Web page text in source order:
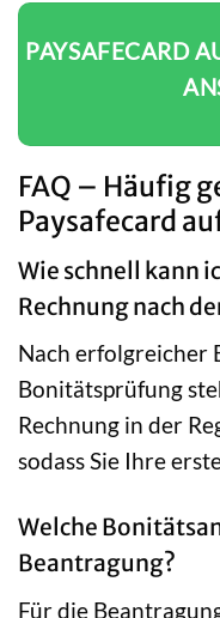
PAYSAFECARD
FAQ – Häufig
Paysafecard
Wie schnell kann
Rechnung nach
Nach erfolgreicher
Bonitätsprüfung
Rechnung in der
sodass Sie Ihre
Welche
Beantragung?
Für die